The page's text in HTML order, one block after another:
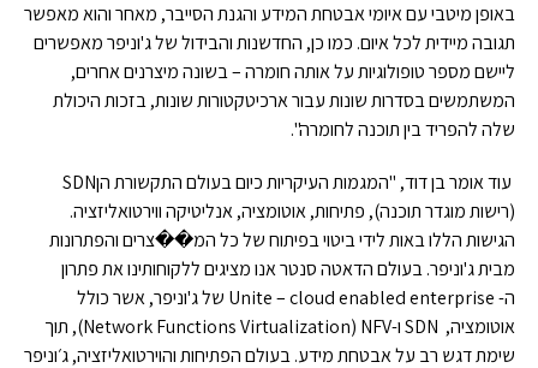
באופן מיטבי עם איומי אבטחת המידע והגנת הסייבר, מאחר והוא מאפשר
תגובה מיידית לכל איום. כמו כן, החדשנות והבידול של ג'וניפר מאפשרים
ליישם מספר טופולוגיות על אותה חומרה – בשונה מיצרנים אחרים,
המשתמשים בסדרות שונות עבור ארכיטקטורות שונות, בזכות היכולת
שלה להפריד בין תוכנה לחומרה".
עוד אומר בן דוד, "המגמות העיקריות כיום בעולם התקשורת הןSDN
(רישות מוגדר תוכנה), פתיחות, אוטומציה, אנליטיקה ווירטואליזציה.
הגישות הללו באות לידי ביטוי בפיתוח של כל המ��צרים והפתרונות
מבית ג'וניפר. בעולם הדאטה סנטר אנו מציגים ללקוחותינו את פתרון
ה-Unite – cloud enabled enterprise של ג'וניפר, אשר כולל
אוטומציה, SDN ו-NFV
(
Network Functions Virtualization), תוך
שימת דגש רב על אבטחת מידע. בעולם הפתיחות והוירטואליזציה, ג׳וניפר